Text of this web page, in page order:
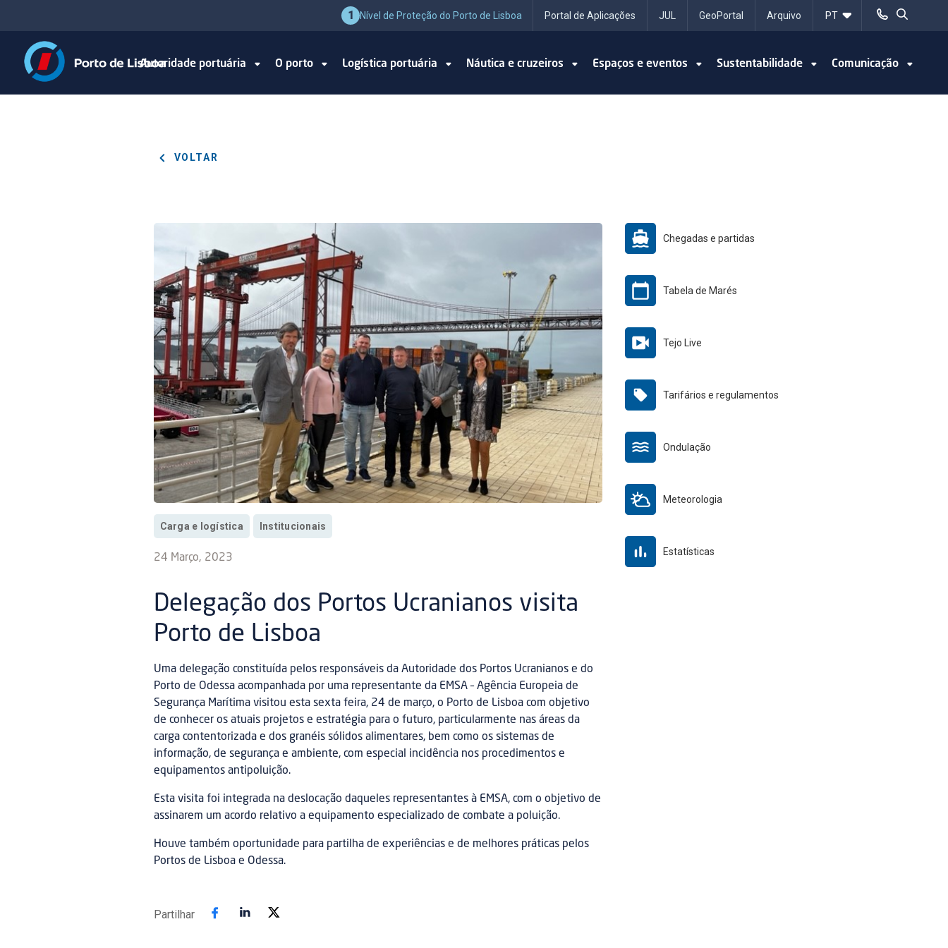
1 Nível de Proteção do Porto de Lisboa Portal de Aplicações JUL GeoPortal Arquivo
Autoridade portuária O porto Logística portuária Náutica e cruzeiros Espaços e eventos Sustentabilidade Comunicação
VOLTAR
Carga e logística Institucionais
24 Março, 2023
Delegação dos Portos Ucranianos visita
Porto de Lisboa
Uma delegação constituída pelos responsáveis da Autoridade dos Portos Ucranianos e do
Porto de Odessa acompanhada por uma representante da EMSA – Agência Europeia de
Segurança Marítima visitou esta sexta feira, 24 de março, o Porto de Lisboa com objetivo
de conhecer os atuais projetos e estratégia para o futuro, particularmente nas áreas da
carga contentorizada e dos granéis sólidos alimentares, bem como os sistemas de
informação, de segurança e ambiente, com especial incidência nos procedimentos e
equipamentos antipoluição.
Esta visita foi integrada na deslocação daqueles representantes à EMSA, com o objetivo de
assinarem um acordo relativo a equipamento especializado de combate a poluição.
Houve também oportunidade para partilha de experiências e de melhores práticas pelos
Portos de Lisboa e Odessa.
Partilhar
Chegadas e partidas
Tabela de Marés
Tejo Live
Tarifários e regulamentos
Ondulação
Meteorologia
Estatísticas